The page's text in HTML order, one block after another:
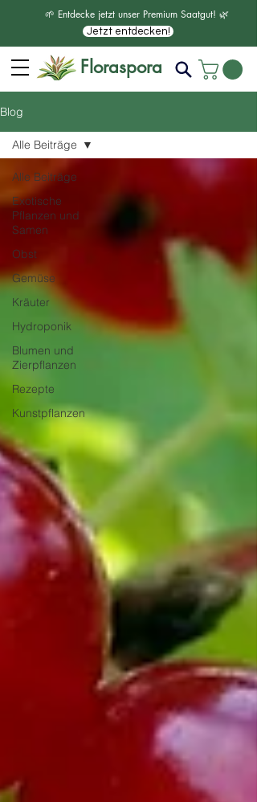
🌱 Entdecke jetzt unser Premium Saatgut! 🌿
Jetzt entdecken!
Floraspora
Blog
Alle Beiträge
Exotische
Pflanzen und
Samen
Obst
Gemüse
Kräuter
Hydroponik
Blumen und
Zierpflanzen
Rezepte
Kunstpflanzen
Alle Beiträge